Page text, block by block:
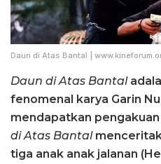
Daun di Atas Bantal |
Daun di Atas Bantal
fenomenal karya Garin
mendapatkan
di Atas Bantal
tiga anak anak jalanan